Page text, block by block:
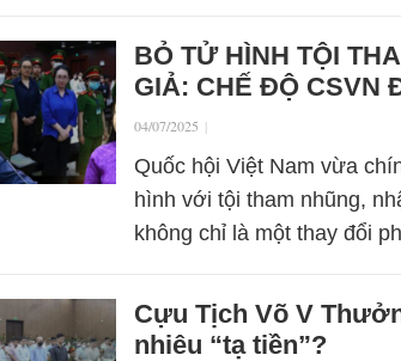
BỎ TỬ HÌNH TỘI
GIẢ: CHẾ ĐỘ CSVN
04/07/2025 |
Quốc hội Việt Nam vừa
hình với tội tham nhũng,
không chỉ là một thay đổi
Cựu Tịch Võ V
nhiêu “tạ tiền”?